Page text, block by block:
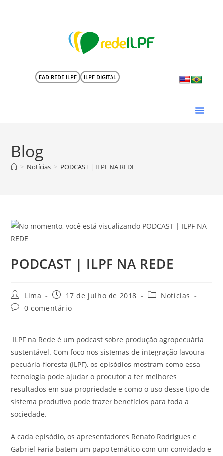
EAD REDE ILPF ILPF DIGITAL
Blog
> Notícias > PODCAST | ILPF NA REDE
PODCAST | ILPF NA REDE
Lima 17 de julho de 2018
Notícias
0 comentário
ILPF na Rede é um podcast sobre produção agropecuária
sustentável. Com foco nos sistemas de integração lavoura-
pecuária-floresta (ILPF), os episódios mostram como essa
tecnologia pode ajudar o produtor a ter melhores
resultados em sua propriedade e como o uso desse tipo de
sistema produtivo pode trazer benefícios para toda a
sociedade.
A cada episódio, os apresentadores Renato Rodrigues e
Gabriel Faria batem um papo temático com um convidado e